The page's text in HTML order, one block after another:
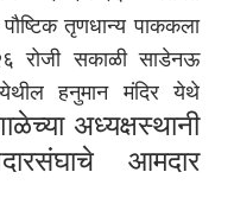
तृणधान्य पाककला
रोजी सकाळी साडेनऊ
हनुमान मंदिर येथे
अध्यक्षस्थानी
आमदार